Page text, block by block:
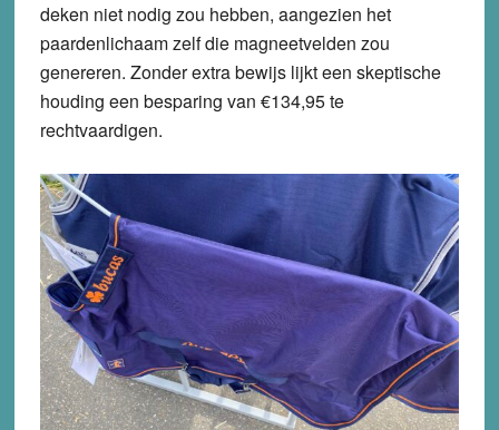
deken niet nodig zou hebben, aangezien het
paardenlichaam zelf die magneetvelden zou
genereren. Zonder extra bewijs lijkt een skeptische
houding een besparing van €134,95 te
rechtvaardigen.